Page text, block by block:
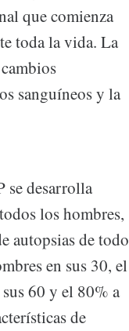
que comienza
toda la vida. La
sanguíneos y la
se desarrolla
los hombres,
autopsias de todo
en sus 30, el
60 y el 80% a
de